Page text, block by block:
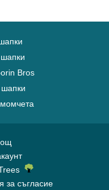
Bros
за съгласие